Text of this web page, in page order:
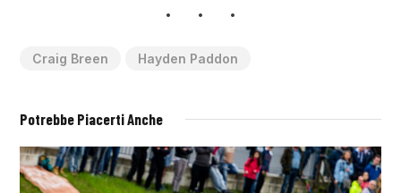
Craig Breen Hayden Paddon
Potrebbe Piacerti Anche